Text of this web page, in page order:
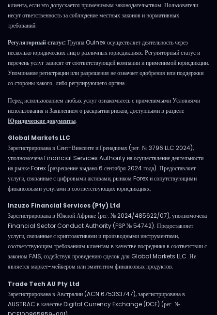
клиента, если это допускается применимым законодательством. Пользователи
несут ответственность за соблюдение местных законов и нормативных
требований.
Регуляторный статус: Группа Ouinex осуществляет деятельность через
несколько юридических лиц в различных юрисдикциях. Регуляторный статус и
перечень услуг зависят от соответствующей компании и применимой юрисдикции.
Упоминание регистрации или разрешения не означает одобрения или поддержки
со стороны какого-либо регулирующего органа.
Перед использованием любых услуг ознакомьтесь с применимыми Условиями
использования и Заявлением о раскрытии рисков, доступными в разделе
Юридические документы.
Global Markets LLC
Зарегистрирована в Сент-Винсенте и Гренадинах (рег. № 3796 LLC 2024),
уполномочена Financial Services Authority на осуществление деятельности
на рынке Forex (разрешение выдано 6 сентября 2024 года). Предоставляет
услуги, связанные с цифровыми активами, рынком Forex и сопутствующими
финансовыми услугами в соответствующих юрисдикциях.
Inzuzo Financial Services (Pty) Ltd
Зарегистрирована в Южной Африке (рег. № 2024/485622/07), уполномочена
Financial Sector Conduct Authority (FSP № 54742). Предоставляет
услуги, связанные с криптоактивами и производными инструментами,
соответствующим требованиям клиентам в качестве посредника в соответствии с
законом FAIS, содействуя проведению сделок для Global Markets LLC. Не
является маркет-мейкером или эмитентом финансовых продуктов.
Trade Tech AU Pty Ltd
Зарегистрирована в Австралии (ACN 675363747), зарегистрирована в
AUSTRAC в качестве Digital Currency Exchange (DCE) (рег. №